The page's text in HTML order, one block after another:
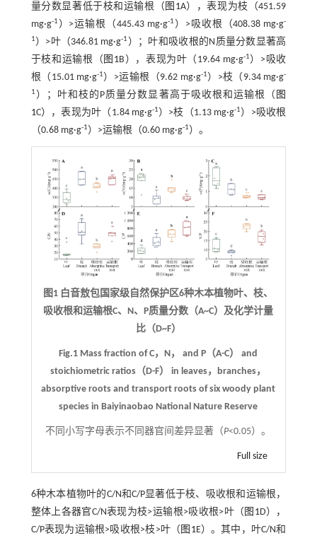
量分数显著低于枝和运输根（ 图1A），表现为枝（451.59
mg·g-1 ）>运输根（445.43 mg·g-1 ）>吸收根（408.38 mg·g-
1）>叶（346.81 mg·g-1 ）；叶和吸收根的N质量分数显著高
于枝和运输根（ 图1B），表现为叶（19.64 mg·g-1）>吸收
根（15.01 mg·g-1）>运输根（9.62 mg·g-1）>枝（9.34 mg·g-
1 ）；叶和枝的P质量分数显著高于吸收根和运输根（ 图
1C），表现为叶（1.84 mg·g-1）>枝（1.13 mg·g-1）>吸收根
（0.68 mg·g-1）>运输根（0.60 mg·g-1）。
图1 白音敖包国家级自然保护区6种木本植物叶、枝、
吸收根和运输根C、N、P质量分数（A~C）及化学计量
比（D~F）
Fig.1 Mass fraction of C，N， and P（A-C） and
stoichiometric ratios（D-F） in leaves，branches，
absorptive roots and transport roots of six woody plant
species in Baiyinaobao National Nature Reserve
不同小写字母表示不同器官间差异显著（P<0.05）。
Full size
6种木本植物叶的C/N和C/P显著低于枝、吸收根和运输根，
整体上各器官C/N表现为枝>运输根>吸收根>叶（ 图1D），
C/P表现为运输根>吸收根>枝>叶（ 图1E）。其中，叶C/N和